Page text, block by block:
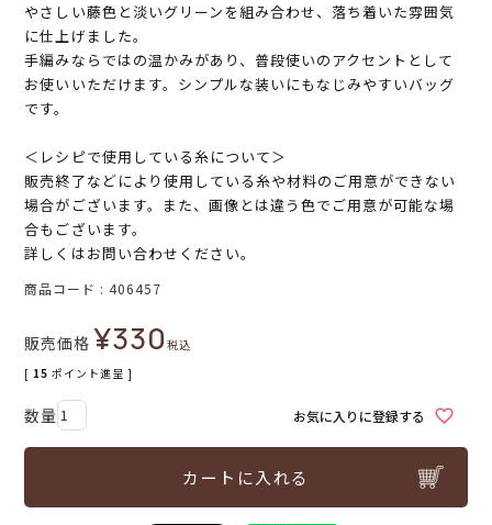
やさしい藤色と淡いグリーンを組み合わせ、落ち着いた雰囲気
に仕上げました。
手編みならではの温かみがあり、普段使いのアクセントとして
お使いいただけます。シンプルな装いにもなじみやすいバッグ
です。
＜レシピで使用している糸について＞
販売終了などにより使用している糸や材料のご用意ができない
場合がございます。また、画像とは違う色でご用意が可能な場
合もございます。
詳しくはお問い合わせください。
商品コード 406457
販売価格 ¥330税込
[ 15 ポイント進呈 ]
お気に入りに登録する
カートに入れる